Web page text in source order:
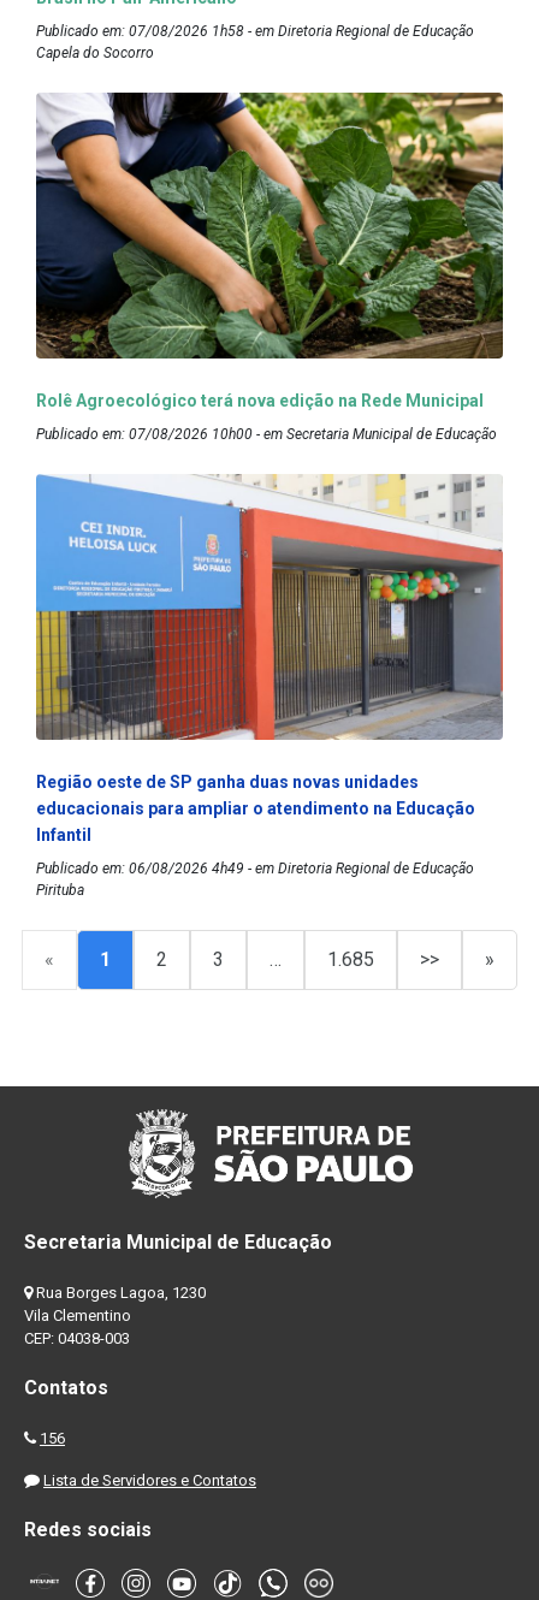
Publicado em: 07/08/2026 1h58 - em Diretoria Regional de Educação
Capela do Socorro
Rolê Agroecológico terá nova edição na Rede Municipal
Publicado em: 07/08/2026 10h00 - em Secretaria Municipal de Educação
Região oeste de SP ganha duas novas unidades
educacionais para ampliar o atendimento na Educação
Infantil
Publicado em: 06/08/2026 4h49 - em Diretoria Regional de Educação
Pirituba
« 1 2 3 … 1.685 >> »
Secretaria Municipal de Educação
Rua Borges Lagoa, 1230
Vila Clementino
CEP: 04038-003
Contatos
156
Lista de Servidores e Contatos
Redes sociais